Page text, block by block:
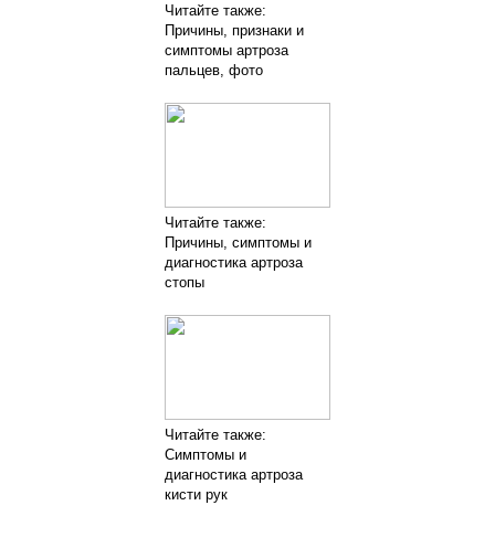
Читайте также:
Причины, признаки и
симптомы артроза
пальцев, фото
Читайте также:
Причины, симптомы и
диагностика артроза
стопы
Читайте также:
Симптомы и
диагностика артроза
кисти рук